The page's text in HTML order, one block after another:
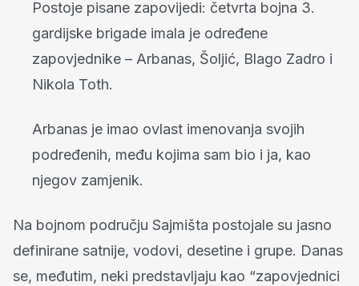
Postoje pisane zapovijedi: četvrta bojna 3.
gardijske brigade imala je određene
zapovjednike – Arbanas, Šoljić, Blago Zadro i
Nikola Toth.
Arbanas je imao ovlast imenovanja svojih
podređenih, među kojima sam bio i ja, kao
njegov zamjenik.
Na bojnom području Sajmišta postojale su jasno
definirane satnije, vodovi, desetine i grupe. Danas
se, međutim, neki predstavljaju kao “zapovjednici